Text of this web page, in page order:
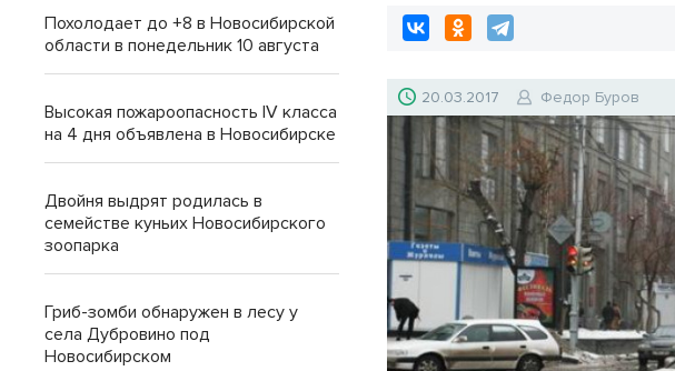
20.03.2017 Федор Буров
Похолодает до +8 в Новосибирской
области в понедельник 10 августа
Высокая пожароопасность IV класса
на 4 дня объявлена в Новосибирске
Двойня выдрят родилась в
семействе куньих Новосибирского
зоопарка
Гриб-зомби обнаружен в лесу у
села Дубровино под
Новосибирском